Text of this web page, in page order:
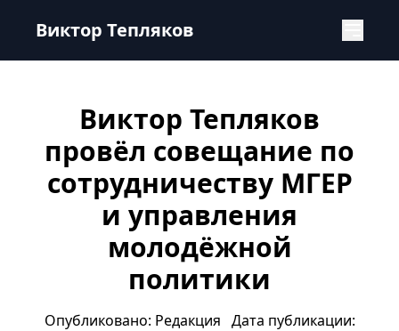
Виктор Тепляков
Виктор Тепляков
провёл совещание по
сотрудничеству МГЕР
и управления
молодёжной
политики
Опубликовано: Редакция Дата публикации: